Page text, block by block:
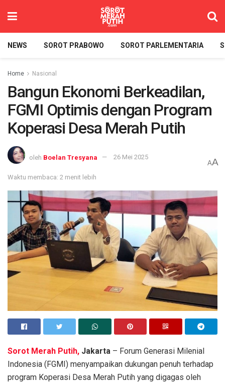
NEWS SOROT PRABOWO SOROT PARLEMENTARIA
Home Nasional
Bangun Ekonomi Berkeadilan,
FGMI Optimis dengan Program
Koperasi Desa Merah Putih
oleh Boelan Tresyana 26 Mei 2025
Waktu membaca: 2 menit lebih
AA
Sorot Merah Putih, Jakarta – Forum Generasi Milenial
Indonesia (FGMI) menyampaikan dukungan penuh terhadap
program Koperasi Desa Merah Putih yang digagas oleh